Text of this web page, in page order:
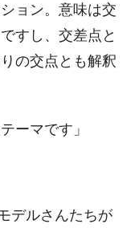
ョン。意味は交
すし、交差点と
の交点とも解釈
ーマです」
デルさんたちが